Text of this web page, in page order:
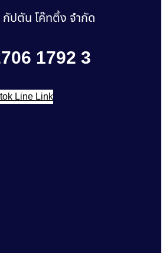
ปตัน โค๊ทติ้ง จำกัด
1792 3
LineLink